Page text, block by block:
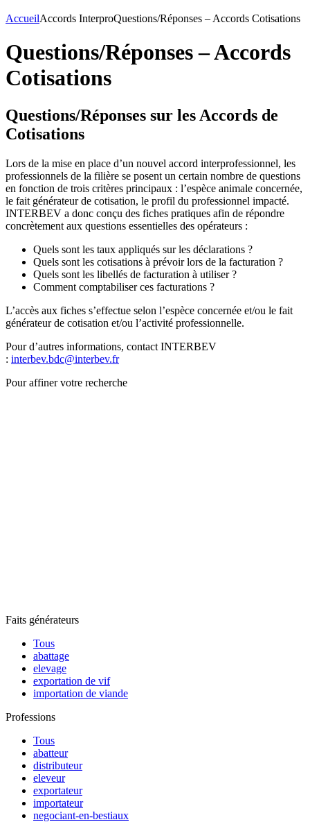
AccueilAccords InterproQuestions/Réponses – Accords Cotisations
Questions/Réponses – Accords
Cotisations
Questions/Réponses sur les Accords de
Cotisations
Lors de la mise en place d’un nouvel accord interprofessionnel, les
professionnels de la filière se posent un certain nombre de questions
en fonction de trois critères principaux : l’espèce animale concernée,
le fait générateur de cotisation, le profil du professionnel impacté.
INTERBEV a donc conçu des fiches pratiques afin de répondre
concrètement aux questions essentielles des opérateurs :
Quels sont les taux appliqués sur les déclarations ?
Quels sont les cotisations à prévoir lors de la facturation ?
Quels sont les libellés de facturation à utiliser ?
Comment comptabiliser ces facturations ?
L’accès aux fiches s’effectue selon l’espèce concernée et/ou le fait
générateur de cotisation et/ou l’activité professionnelle.
Pour d’autres informations, contact INTERBEV
: interbev.bdc@interbev.fr
Pour affiner votre recherche
Faits générateurs
Tous
abattage
elevage
exportation de vif
importation de viande
Professions
Tous
abatteur
distributeur
eleveur
exportateur
importateur
negociant-en-bestiaux